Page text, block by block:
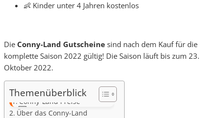
👶 Kinder unter 4 Jahren kostenlos
Die Conny-Land Gutscheine sind nach dem Kauf für die
komplette Saison 2022 gültig! Die Saison läuft bis zum 23.
Oktober 2022.
Themenüberblick
Conny-Land Preise
Über das Conny-Land